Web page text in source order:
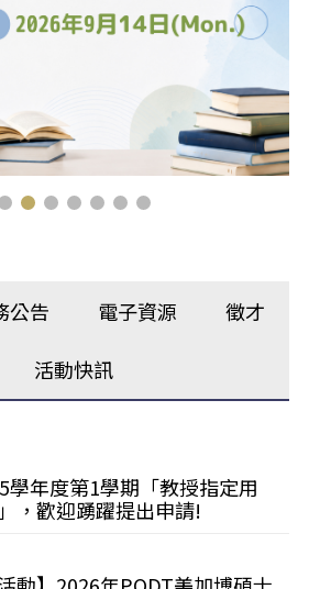
公告 電子資源 徵才
活動快訊
學年度第1學期「教授指定用
，歡迎踴躍提出申請!